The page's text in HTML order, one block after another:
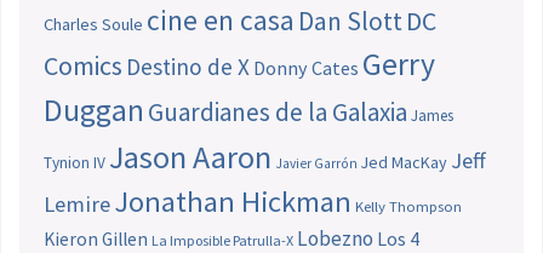
Charles Soule cine en casa Dan SlottDC
Comics Destino de X Donny Cates Gerry
Duggan Guardianes de la Galaxia James
Tynion IV Jason Aaron Javier Garrón Jed MacKay Jeff
LemireJonathan Hickman Kelly Thompson
Kieron Gillen La Imposible Patrulla-X Lobezno Los 4